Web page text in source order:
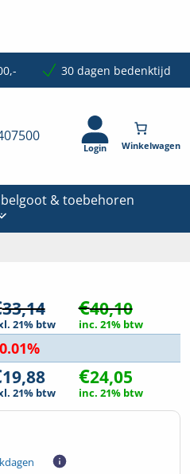
30 dagen bedenktijd
Login
& toebehoren
33,14
21% btw
€40,10
inc. 21% btw
19,88
21% btw
€24,05
inc. 21% btw